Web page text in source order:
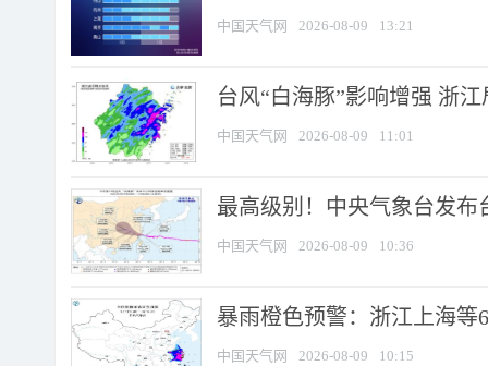
中国天气网 2026-08-09 13:21
台风“白海豚”影响增强 浙
中国天气网 2026-08-09 11:01
最高级别！中央气象台发布
中国天气网 2026-08-09 10:36
暴雨橙色预警：浙江上海等
中国天气网 2026-08-09 10:15